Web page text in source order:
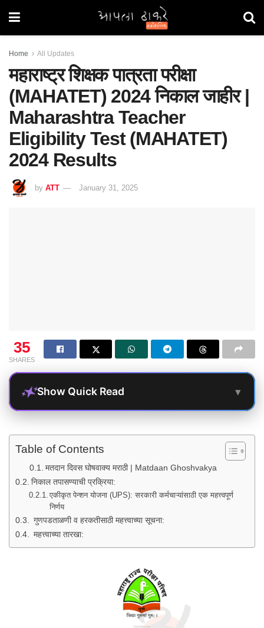
Home All Updates
महाराष्ट्र शिक्षक पात्रता परीक्षा
(MAHATET) 2024 निकाल जाहीर |
Maharashtra Teacher
Eligibility Test (MAHATET)
2024 Results
by ATT January 31, 2025
35
SHARES
Show Quick Read ▾
Table of Contents
मतदान दिवस घोषवाक्य मराठी | Matdaan Ghoshvakya
निकाल तपासण्याची प्रक्रिया:
एकीकृत पेन्शन योजना (UPS): सरकारी कर्मचाऱ्यांसाठी एक महत्त्वपूर्ण
निर्णय
गुणपडताळणी व हरकतीसाठी महत्त्वाच्या सूचना:
महत्त्वाच्या तारखा: